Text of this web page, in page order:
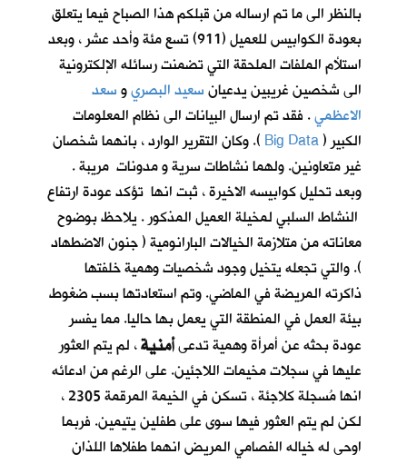
بالنظر الى ما تم ارساله من قبلكم هذا الصباح فيما يتعلق
بعودة الكوابيس للعميل (911) تسع مئة وأحد عشر ، وبعد
استلأم الملفات الملحقة التي تضمنت رسائله الإلكترونية
الى شخصين غريبين يدعيانسعيد البصريوسعد
الاعظمي. فقد تم ارسال البيانات الى نظام المعلومات
الكبير (Big Data ). وكان التقرير الوارد ، بانهما شخصان
غير متعاونين. ولهما نشاطات سرية و مدونات مريبة .
وبعد تحليل كوابيسه الاخيرة ، ثبت انها تؤكد عودة ارتفاع
النشاط السلبي لمخيلة العميل المذكور . يلاحظ بوضوح
معاناته من متلازمة الخيالات البارانومية ( جنون الاضطهاد
). والتي تجعله يتخيل وجود شخصيات وهمية خلفتها
ذاكرته المريضة في الماضي. وتم استعادتها بسب ضغوط
بيئة العمل في المنطقة التي يعمل بها حاليا. مما يفسر
عودة بحثه عن أمرأة وهمية تدعىأمنية، لم يتم العثور
عليها في سجلات مخيمات اللاجئين. على الرغم من ادعائه
انها مُسجلة كلاجئة ، تسكن في الخيمة المرقمة 2305 ،
لكن لم يتم العثور فيها سوى على طفلين يتيمين. فربما
اوحى له خياله الفصامي المريض انهما طفلاها اللذان